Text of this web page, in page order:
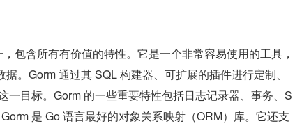
包含所有有价值的特性。它是一个非常容易使用的工具，
。Gorm 通过其 SQL 构建器、可扩展的插件进行定制、
一目标。Gorm 的一些重要特性包括日志记录器、事务、S
是 Go 语言最好的对象关系映射（ORM）库。它还支